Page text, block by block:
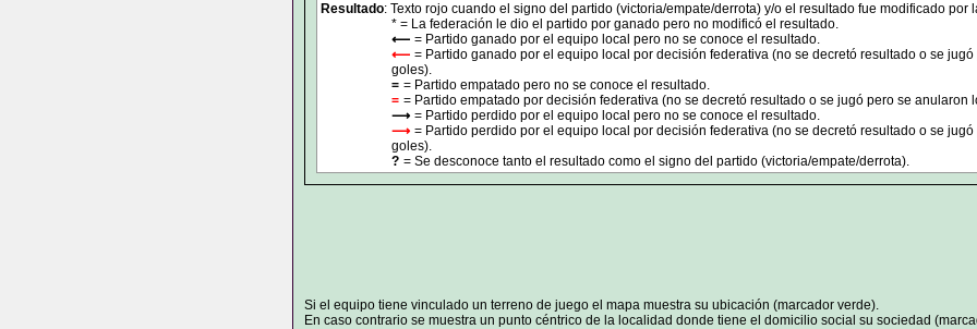
Resultado: Texto rojo cuando el signo del partido (victoria/empate/derrota) y/o el resultado fue modificado por
* = La federación le dio el partido por ganado pero no modificó el resultado.
⟵ = Partido ganado por el equipo local pero no se conoce el resultado.
⟵ = Partido ganado por el equipo local por decisión federativa (no se decretó resultado o se
goles).
= = Partido empatado pero no se conoce el resultado.
= = Partido empatado por decisión federativa (no se decretó resultado o se jugó pero se anularon
⟶ = Partido perdido por el equipo local pero no se conoce el resultado.
⟶ = Partido perdido por el equipo local por decisión federativa (no se decretó resultado o se
goles).
? = Se desconoce tanto el resultado como el signo del partido (victoria/empate/derrota).
Si el equipo tiene vinculado un terreno de juego el mapa muestra su ubicación (marcador verde).
En caso contrario se muestra un punto céntrico de la localidad donde tiene el domicilio social su sociedad